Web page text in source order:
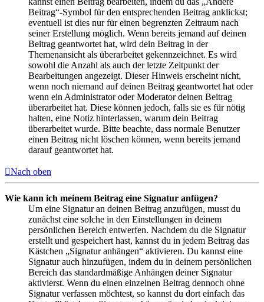
Beitrag“-Symbol für den entsprechenden Beitrag anklickst;
eventuell ist dies nur für einen begrenzten Zeitraum nach
seiner Erstellung möglich. Wenn bereits jemand auf deinen
Beitrag geantwortet hat, wird dein Beitrag in der
Themenansicht als überarbeitet gekennzeichnet. Es wird
sowohl die Anzahl als auch der letzte Zeitpunkt der
Bearbeitungen angezeigt. Dieser Hinweis erscheint nicht,
wenn noch niemand auf deinen Beitrag geantwortet hat oder
wenn ein Administrator oder Moderator deinen Beitrag
überarbeitet hat. Diese können jedoch, falls sie es für nötig
halten, eine Notiz hinterlassen, warum dein Beitrag
überarbeitet wurde. Bitte beachte, dass normale Benutzer
einen Beitrag nicht löschen können, wenn bereits jemand
darauf geantwortet hat.
Nach oben
Wie kann ich meinem Beitrag eine Signatur anfügen?
Um eine Signatur an deinen Beitrag anzufügen, musst du
zunächst eine solche in den Einstellungen in deinem
persönlichen Bereich entwerfen. Nachdem du die Signatur
erstellt und gespeichert hast, kannst du in jedem Beitrag das
Kästchen „Signatur anhängen“ aktivieren. Du kannst eine
Signatur auch hinzufügen, indem du in deinem persönlichen
Bereich das standardmäßige Anhängen deiner Signatur
aktivierst. Wenn du einen einzelnen Beitrag dennoch ohne
Signatur verfassen möchtest, so kannst du dort einfach das